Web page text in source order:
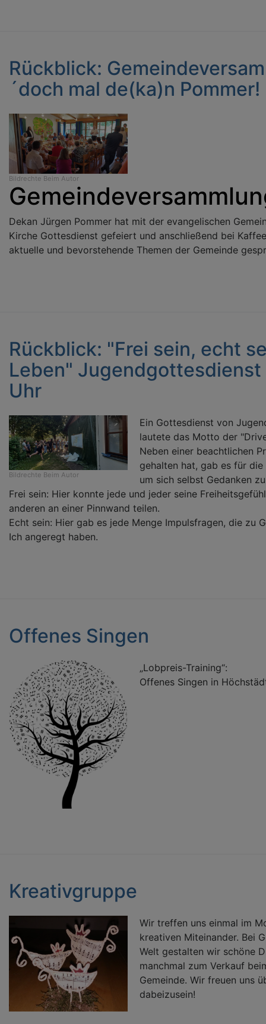
Rückblick:
´doch mal de(ka)n Pommer!
Bildrechte Beim Autor
Dekan Jürgen Pommer hat mit der evangelischen
Kirche Gottesdienst gefeiert und anschließend bei
aktuelle und bevorstehende Themen der Gemeinde
Rückblick: "Frei sein, echt
Leben" Jugendgottesdienst
Uhr
Bildrechte Beim Autor
Ein Gottesdienst von
lautete das Motto der
Neben einer beachtlichen
gehalten hat, gab es für
um sich selbst Gedanken
Frei sein: Hier konnte jede und jeder seine
anderen an einer Pinnwand teilen.
Echt sein: Hier gab es jede Menge Impulsfragen, die zu
Ich angeregt haben.
Offenes Singen
„Lobpreis-Training“:
Offenes Singen in
Kreativgruppe
Wir treffen uns einmal im
kreativen Miteinander. Bei
Welt gestalten wir schöne
manchmal zum Verkauf
Gemeinde. Wir freuen uns
dabeizusein!